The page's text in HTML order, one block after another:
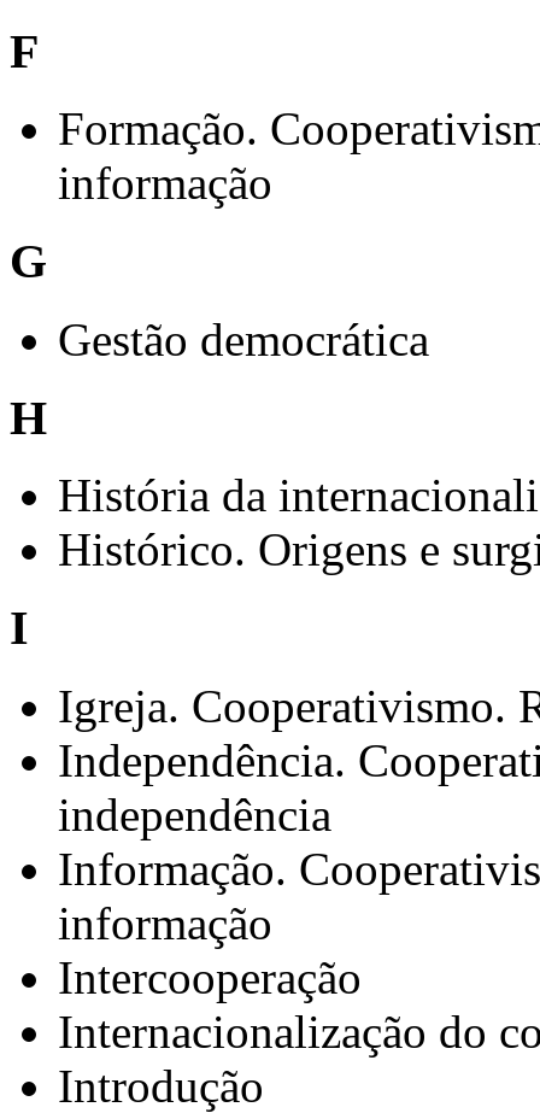
F
Formação.
informação
G
Gestão democrática
H
História da
Histórico. Origens e
I
Igreja. Cooperativismo.
Independência.
independência
Informação.
informação
Intercooperação
Internacionalização do
Introdução